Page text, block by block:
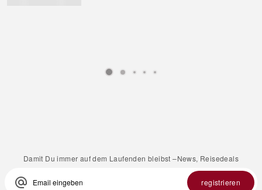
Damit Du immer auf dem Laufenden bleibst –News, Reisedeals
alternate_email registrieren